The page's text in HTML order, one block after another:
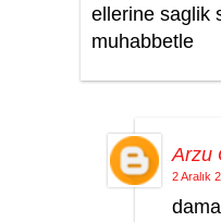
ellerine saglik
muhabbetle
Arzu
2 Aralık